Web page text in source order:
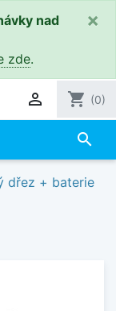
nad
zde.
×
 shopping_cart (0)
search
dřez + baterie